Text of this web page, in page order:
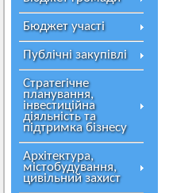
Бюджет участі
Публічні закупівлі
Стратегічне
планування,
інвестиційна
діяльність та
підтримка бізнесу
Архітектура,
містобудування,
цивільний захист